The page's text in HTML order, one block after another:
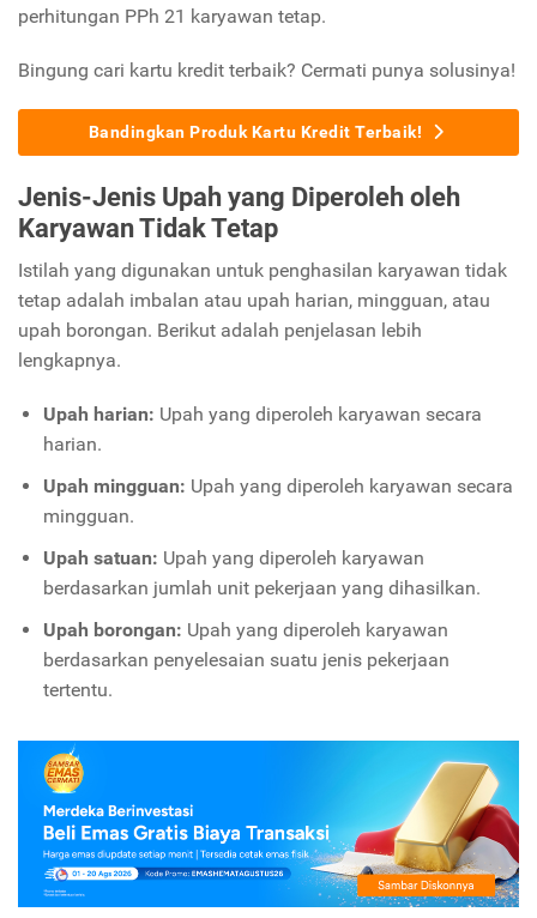
perhitungan PPh 21 karyawan tetap.
Bingung cari kartu kredit terbaik? Cermati punya solusinya!
Bandingkan Produk Kartu Kredit Terbaik!
Jenis-Jenis Upah yang Diperoleh oleh
Karyawan Tidak Tetap
Istilah yang digunakan untuk penghasilan karyawan tidak
tetap adalah imbalan atau upah harian, mingguan, atau
upah borongan. Berikut adalah penjelasan lebih
lengkapnya.
Upah harian: Upah yang diperoleh karyawan secara
harian.
Upah mingguan: Upah yang diperoleh karyawan secara
mingguan.
Upah satuan: Upah yang diperoleh karyawan
berdasarkan jumlah unit pekerjaan yang dihasilkan.
Upah borongan: Upah yang diperoleh karyawan
berdasarkan penyelesaian suatu jenis pekerjaan
tertentu.